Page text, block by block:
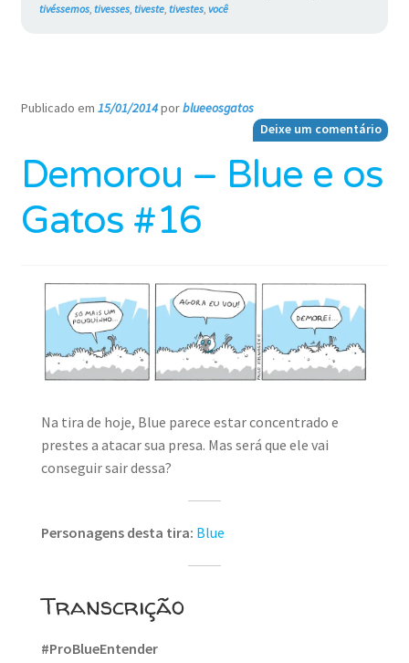
tivéssemos, tivesses, tiveste, tivestes, você
Publicado em 15/01/2014porblueeosgatos
Deixe um comentário
Demorou – Blue e os
Gatos #16
Na tira de hoje, Blue parece estar concentrado e
prestes a atacar sua presa. Mas será que ele vai
conseguir sair dessa?
Personagens desta tira: Blue
Transcrição
#ProBlueEntender